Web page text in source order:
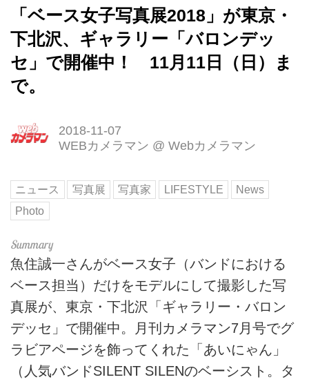
「ベース女子写真展2018」が東京・
下北沢、ギャラリー「バロンデッ
セ」で開催中！ 11月11日（日）ま
で。
2018-11-07
WEBカメラマン @ Webカメラマン
ニュース 写真展 写真家 LIFESTYLE
News
Photo
魚住誠一さんがベース女子（バンドにおける
ベース担当）だけをモデルにして撮影した写
真展が、東京・下北沢「ギャラリー・バロン
デッセ」で開催中。月刊カメラマン7月号でグ
ラビアページを飾ってくれた「あいにゃん」
（人気バンドSILENT SILENのベーシスト。タ